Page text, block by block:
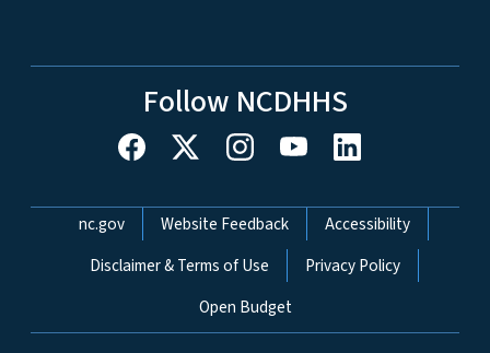
Follow NCDHHS
Network Menu
nc.gov Website Feedback
Accessibility
Disclaimer & Terms of Use
Privacy Policy
Open Budget